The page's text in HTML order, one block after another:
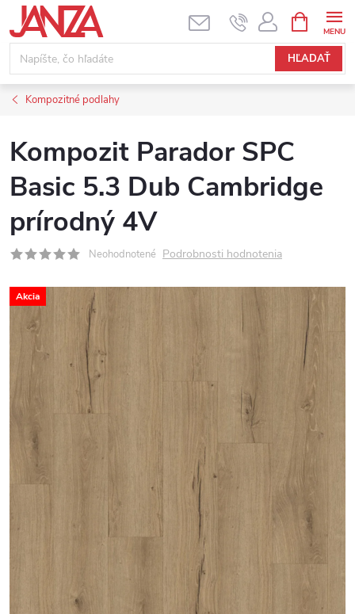
Prejsť na obsah
HĽADAŤ
Kompozitné podlahy
Kompozit Parador SPC
Basic 5.3 Dub Cambridge
prírodný 4V
Neohodnotené Podrobnosti hodnotenia
Akcia